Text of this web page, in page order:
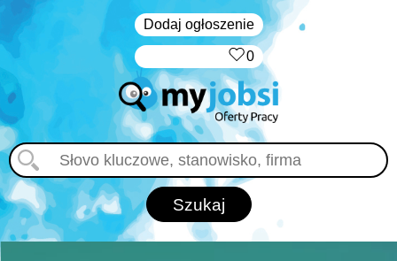
Dodaj ogłoszenie
0